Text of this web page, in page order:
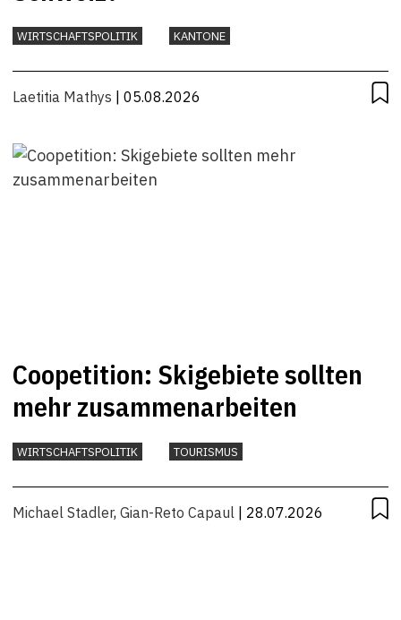
WIRTSCHAFTSPOLITIK KANTONE
Laetitia Mathys | 05.08.2026
Coopetition: Skigebiete sollten
mehr zusammenarbeiten
WIRTSCHAFTSPOLITIK TOURISMUS
Michael Stadler, Gian-Reto Capaul | 28.07.2026